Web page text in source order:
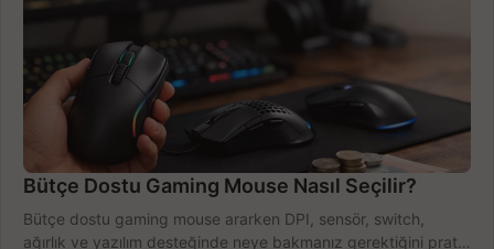
Bütçe Dostu Gaming Mouse Nasıl Seçilir?
Bütçe dostu gaming mouse ararken DPI, sensör, switch,
ağırlık ve yazılım desteğinde neye bakmanız gerektiğini pratik